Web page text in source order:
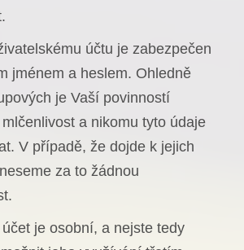
účtu je zabezpečen
jménem a heslem. Ohledně
je Vaší povinností
a nikomu tyto údaje
V případě, že dojde k jejich
za to žádnou
je osobní, a nejste tedy